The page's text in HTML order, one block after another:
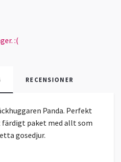
:(
RECENSIONER
Panda. Perfekt
paket med allt som
gosedjur.